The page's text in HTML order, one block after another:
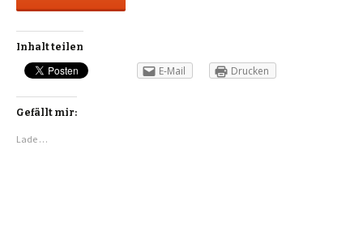
Inhalt teilen
E-Mail Drucken
Gefällt mir:
Lade …